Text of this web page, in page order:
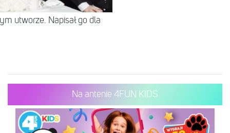
utworze. Napisał go dla
Na antenie 4FUN KIDS